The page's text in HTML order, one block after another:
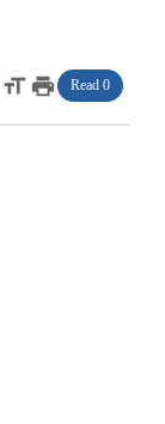
format_sizeprint Read 0